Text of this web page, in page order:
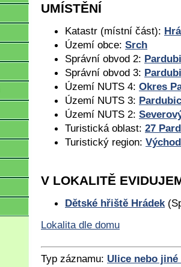
UMÍSTĚNÍ
Katastr (místní část):
Území obce: Srch
Správní obvod 2:
Správní obvod 3:
Území NUTS 4: Okres
Území NUTS 3:
Území NUTS 2:
Turistická oblast: 27
Turistický region:
V LOKALITĚ
Dětské hřiště Hrádek
Lokalita dle domu
Typ záznamu: Ulice nebo